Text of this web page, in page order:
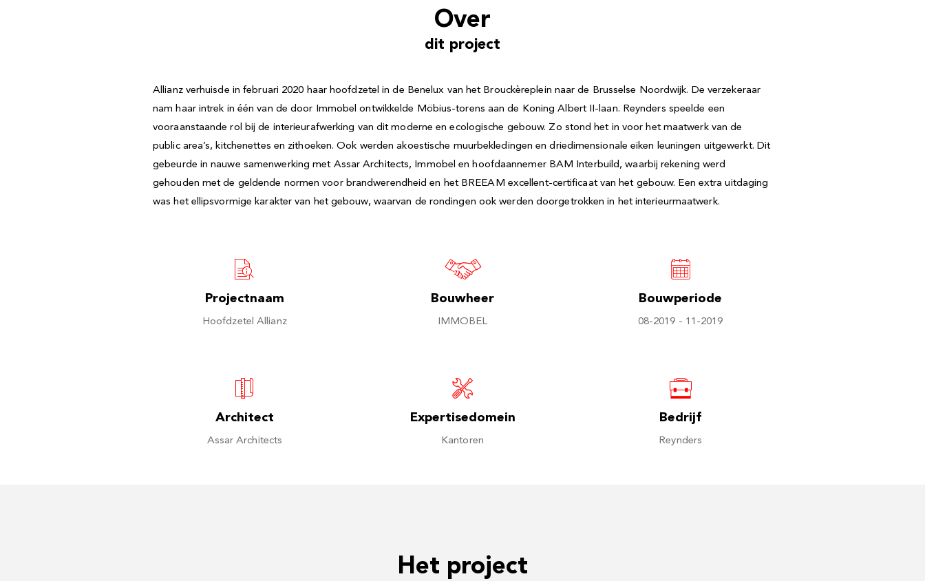
Over
dit project
Allianz verhuisde in februari 2020 haar hoofdzetel in de Benelux van het Brouckèreplein naar de Brusselse Noordwijk. De verzekeraar
nam haar intrek in één van de door Immobel ontwikkelde Möbius-torens aan de Koning Albert II-laan. Reynders speelde een
vooraanstaande rol bij de interieurafwerking van dit moderne en ecologische gebouw. Zo stond het in voor het maatwerk van de
public area’s, kitchenettes en zithoeken. Ook werden akoestische muurbekledingen en driedimensionale eiken leuningen uitgewerkt. Dit
gebeurde in nauwe samenwerking met Assar Architects, Immobel en hoofdaannemer BAM Interbuild, waarbij rekening werd
gehouden met de geldende normen voor brandwerendheid en het BREEAM excellent-certificaat van het gebouw. Een extra uitdaging
was het ellipsvormige karakter van het gebouw, waarvan de rondingen ook werden doorgetrokken in het interieurmaatwerk.
Projectnaam
Hoofdzetel Allianz
Bouwheer
IMMOBEL
Bouwperiode
08-2019 - 11-2019
Architect
Assar Architects
Expertisedomein
Kantoren
Bedrijf
Reynders
Het project